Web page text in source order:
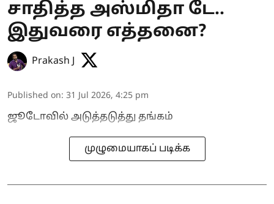
சாதித்த அஸ்மிதா டே..
இதுவரை எத்தனை?
Prakash J
Published on: 31 Jul 2026, 4:25 pm
ஜூடோவில் அடுத்தடுத்து தங்கம்
முழுமையாகப் படிக்க